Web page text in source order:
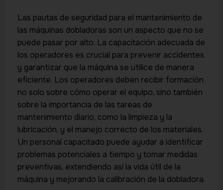
Las pautas de seguridad para el mantenimiento de
las máquinas dobladoras son un aspecto que no se
puede pasar por alto. La capacitación adecuada de
los operadores es crucial para prevenir accidentes
y garantizar que la máquina se utilice de manera
eficiente. Los operadores deben recibir formación
no solo sobre cómo operar el equipo, sino también
sobre la importancia de las tareas de
mantenimiento diario, como la limpieza y la
lubricación, y el manejo correcto de los materiales.
Un personal capacitado puede ayudar a identificar
problemas potenciales a tiempo y tomar medidas
preventivas, extendiendo así la vida útil de la
máquina y mejorando la calibración de la dobladora.